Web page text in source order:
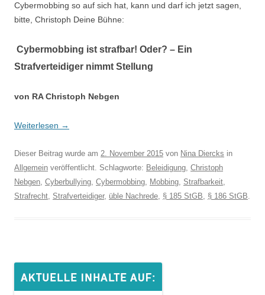
Cybermobbing so auf sich hat, kann und darf ich jetzt sagen,
bitte, Christoph Deine Bühne:
Cybermobbing ist strafbar! Oder? – Ein
Strafverteidiger nimmt Stellung
von RA Christoph Nebgen
Weiterlesen →
Dieser Beitrag wurde am 2. November 2015 von Nina Diercks in
Allgemein veröffentlicht. Schlagworte: Beleidigung, Christoph
Nebgen, Cyberbullying, Cybermobbing, Mobbing, Strafbarkeit,
Strafrecht, Strafverteidiger, üble Nachrede, § 185 StGB, § 186 StGB.